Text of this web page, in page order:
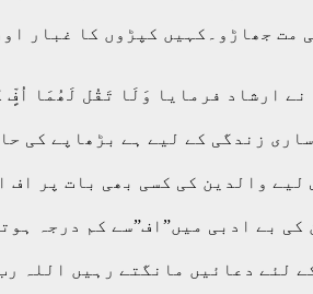
جھاڑو۔کہیں کپڑوں کا غبار
ارشاد فرمایا وَلَا تَقُل لَھُمَا
زندگی کے لیے ہے بڑھاپے کی
والدین کی کسی بھی بات پر
بے ادبی میں”اف”سے کم درجہ
لئے دعائیں مانگتے رہیں اللہ